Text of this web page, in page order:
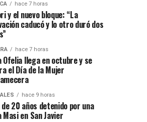
hace 7 horas
y el nuevo bloque: “La
caducó y lo otro duró dos
hace 7 horas
Ofelia llega en octubre y se
el Día de la Mujer
hace 9 horas
de 20 años detenido por una
Masi en San Javier